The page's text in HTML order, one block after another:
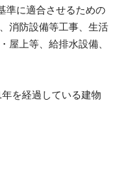
に適合させるための
消防設備等工事、生活
屋上等、給排水設備、
を経過している建物